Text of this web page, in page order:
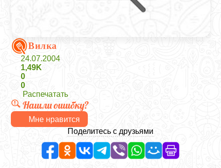
Вилка
24.07.2004
1,49K
0
0
Распечатать
Нашли ошибку?
Мне нравится
Поделитесь с друзьями